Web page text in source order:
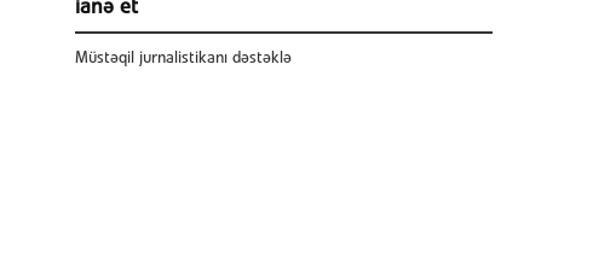
ianə et
Müstəqil jurnalistikanı dəstəklə